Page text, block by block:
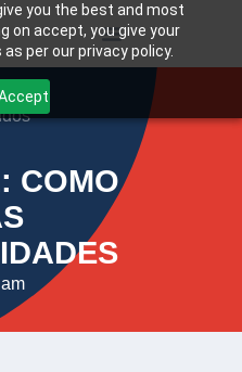
you the best and most
on accept, you give your
per our privacy policy.
COMO